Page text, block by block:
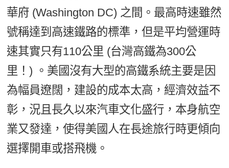
華府 (Washington DC) 之間。最高時速雖然
號稱達到高速鐵路的標準，但是平均營運時
速其實只有110公里 (台灣高鐵為300公
里！) 。美國沒有大型的高鐵系統主要是因
為幅員遼闊，建設的成本太高，經濟效益不
彰，況且長久以來汽車文化盛行，本身航空
業又發達，使得美國人在長途旅行時更傾向
選擇開車或搭飛機。